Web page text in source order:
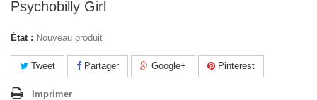
Psychobilly Girl
État : Nouveau produit
Tweet Partager Google+ Pinterest
Imprimer